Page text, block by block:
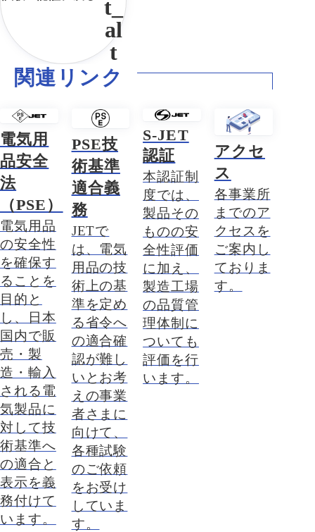
関連リンク
電気用
品安全
法
（PSE）
電気用品
の安全性
を確保す
ることを
目的と
し、日本
国内で販
売・製
造・輸入
される電
気製品に
対して技
術基準へ
の適合と
表示を義
務付けて
います。
PSE技
術基準
適合義
務
JETで
は、電気
用品の技
術上の基
準を定め
る省令へ
の適合確
認が難し
いとお考
えの事業
者さまに
向けて、
各種試験
のご依頼
をお受け
していま
す。
S-JET
認証
本認証制
度では、
製品その
ものの安
全性評価
に加え、
製造工場
の品質管
理体制に
ついても
評価を行
います。
アクセ
ス
各事業所
までのア
クセスを
ご案内し
ておりま
す。